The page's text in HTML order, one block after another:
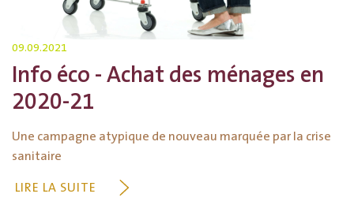
09.09.2021
Info éco - Achat des ménages en
2020-21
Une campagne atypique de nouveau marquée par la crise
sanitaire
LIRE LA SUITE